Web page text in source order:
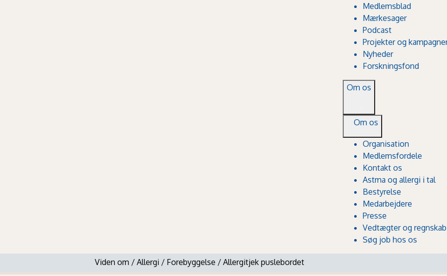
Medlemsblad
Mærkesager
Podcast
Projekter og
Nyheder
Forskningsfond
Om os
Om os
Organisation
Medlemsfordele
Kontakt os
Astma og allergi i tal
Bestyrelse
Medarbejdere
Presse
Vedtægter og regnskab
Søg job hos os
Viden om / Allergi / Forebyggelse / Allergitjek puslebordet